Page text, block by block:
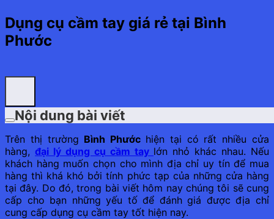
Dụng cụ cầm tay giá rẻ tại Bình
Phước
Nội dung bài viết
Trên thị trường Bình Phước hiện tại có rất nhiều cửa
hàng, đại lý dụng cụ cầm tay lớn nhỏ khác nhau. Nếu
khách hàng muốn chọn cho mình địa chỉ uy tín để mua
hàng thì khá khó bởi tính phức tạp của những cửa hàng
tại đây. Do đó, trong bài viết hôm nay chúng tôi sẽ cung
cấp cho bạn những yếu tố để đánh giá được địa chỉ
cung cấp dụng cụ cầm tay tốt hiện nay.